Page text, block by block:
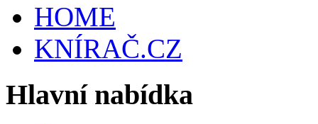
HOME
KNÍRAČ.CZ
Hlavní nabídka